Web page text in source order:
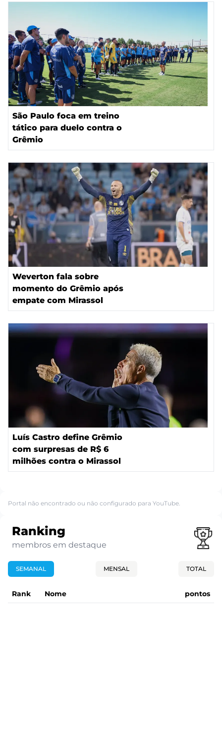
São Paulo foca em treino
tático para duelo contra o
Grêmio
Weverton fala sobre
momento do Grêmio após
empate com Mirassol
Luís Castro define Grêmio
com surpresas de R$ 6
milhões contra o Mirassol
Portal não encontrado ou não configurado para YouTube.
Ranking
membros em destaque
SEMANAL MENSAL TOTAL
Rank Nome pontos